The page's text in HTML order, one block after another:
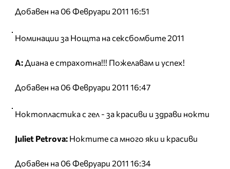
Добавен на 06 Февруари 2011 16:51
Номинации за Нощта на сексбомбите 2011
А:Диана е страхотна!!! Пожелавам и успех!
Добавен на 06 Февруари 2011 16:47
Ноктопластика с гел - за красиви и здрави нокти
Juliet Petrova: Ноктите са много яки и красиви
Добавен на 06 Февруари 2011 16:34